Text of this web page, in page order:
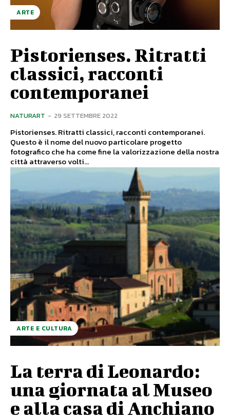
ARTE
Pistorienses. Ritratti
classici, racconti
contemporanei
NATURART - 29 SETTEMBRE 2022
Pistorienses. Ritratti classici, racconti contemporanei.
Questo è il nome del nuovo particolare progetto
fotografico che ha come fine la valorizzazione della nostra
città attraverso volti...
ARTE E CULTURA
La terra di Leonardo:
una giornata al Museo
e alla casa di Anchiano